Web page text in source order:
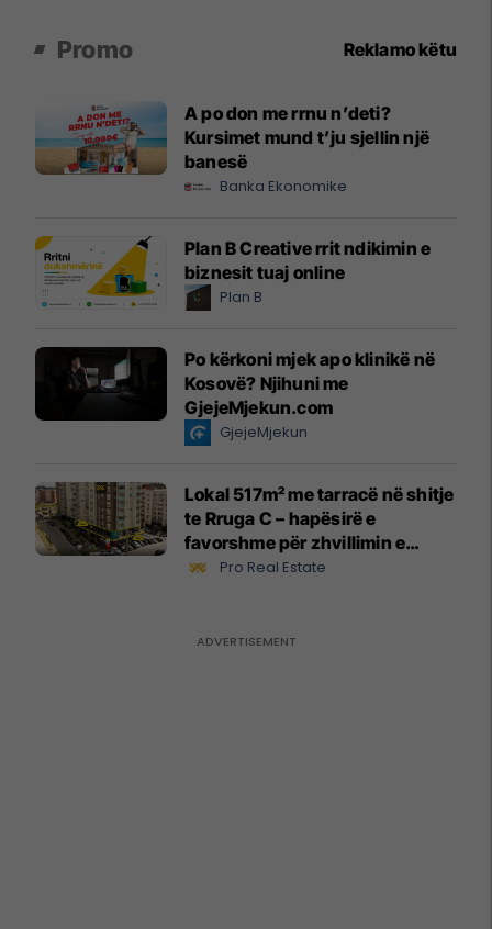
Promo Reklamo këtu
A po don me rrnu n’deti?
Kursimet mund t’ju sjellin një
banesë
Banka Ekonomike
Plan B Creative rrit ndikimin e
biznesit tuaj online
Plan B
Po kërkoni mjek apo klinikë në
Kosovë? Njihuni me
GjejeMjekun.com
GjejeMjekun
Lokal 517m² me tarracë në shitje
te Rruga C – hapësirë e
favorshme për zhvillimin e
biznesit #15796
Pro Real Estate